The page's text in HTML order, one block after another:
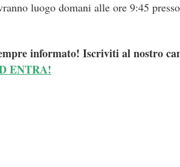
luogo domani alle ore 9:45
informato! Iscriviti al nostro
ENTRA!